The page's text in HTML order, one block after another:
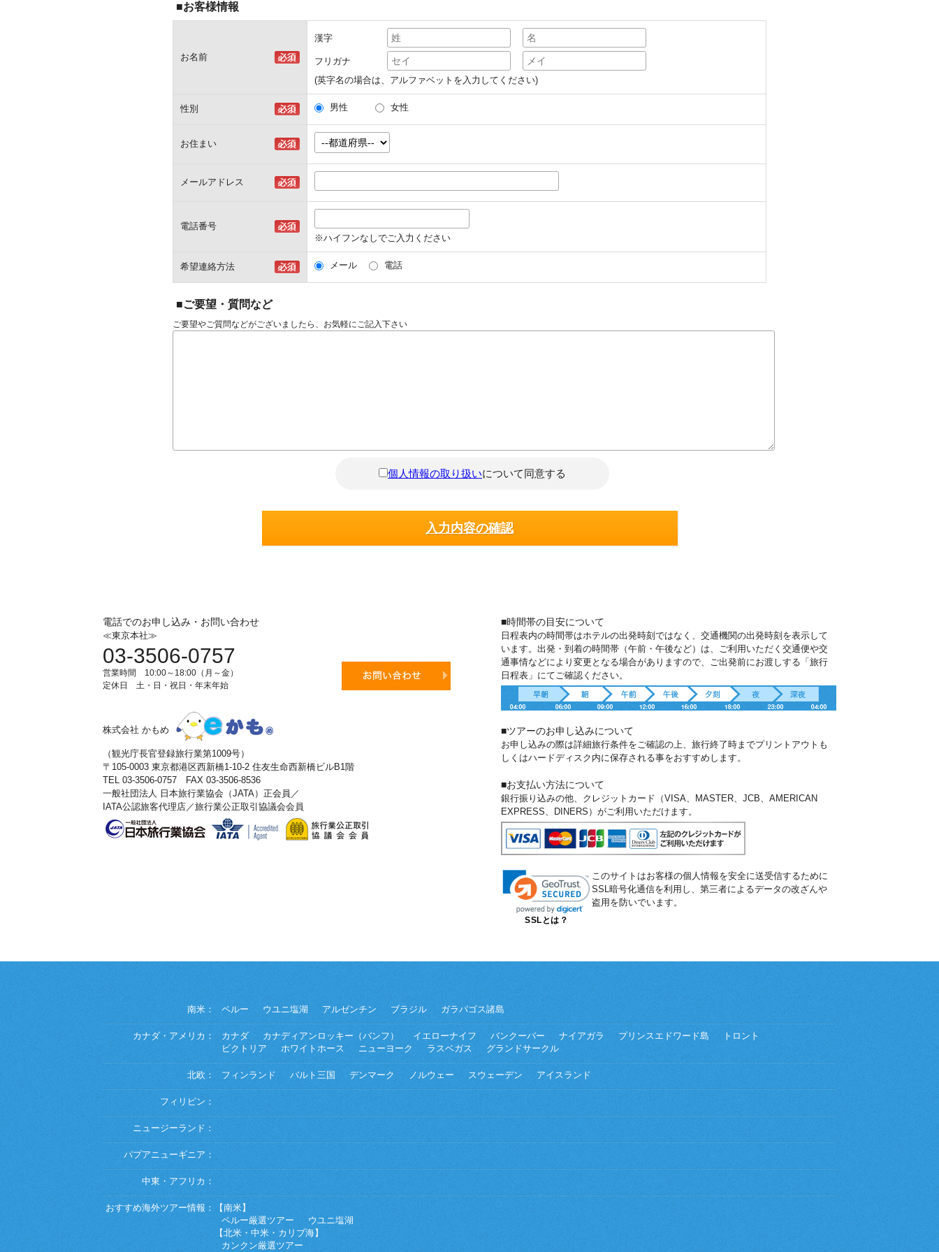
■お客様情報
お名前
漢字
フリガナ
(英字名の場合は、アルファベットを入力してください)
性別 男性 女性
お住まい
メールアドレス
電話番号
※ハイフンなしでご入力ください
希望連絡方法 メール 電話
■ご要望・質問など
ご要望やご質問などがございましたら、お気軽にご記入下さい
個人情報の取り扱いについて同意する
電話でのお申し込み・お問い合わせ
≪東京本社≫
03-3506-0757
営業時間 10:00～18:00（月～金）
定休日 土・日・祝日・年末年始
株式会社 かもめ
（観光庁長官登録旅行業第1009号）
〒105-0003 東京都港区西新橋1-10-2 住友生命西新橋ビルB1階
TEL 03-3506-0757 FAX 03-3506-8536
一般社団法人 日本旅行業協会（JATA）正会員／
IATA公認旅客代理店／旅行業公正取引協議会会員
■時間帯の目安について
日程表内の時間帯はホテルの出発時刻ではなく、交通機関の出発時刻を表示して
います。出発・到着の時間帯（午前・午後など）は、ご利用いただく交通便や交
通事情などにより変更となる場合がありますので、ご出発前にお渡しする「旅行
日程表」にてご確認ください。
■ツアーのお申し込みについて
お申し込みの際は詳細旅行条件をご確認の上、旅行終了時までプリントアウトも
しくはハードディスク内に保存される事をおすすめします。
■お支払い方法について
銀行振り込みの他、クレジットカード（VISA、MASTER、JCB、AMERICAN
EXPRESS、DINERS）がご利用いただけます。
SSLとは？
このサイトはお客様の個人情報を安全に送受信するために
SSL暗号化通信を利用し、第三者によるデータの改ざんや
盗用を防いでいます。
南米： ペルー ウユニ塩湖 アルゼンチン ブラジル ガラパゴス諸島
カナダ・アメリカ： カナダ カナディアンロッキー（バンフ） イエローナイフ バンクーバー ナイアガラ プリンスエドワード島
トロント
ビクトリア
ホワイトホース ニューヨーク ラスベガス グランドサークル
北欧： フィンランド バルト三国 デンマーク ノルウェー スウェーデン アイスランド
フィリピン：
ニュージーランド：
パプアニューギニア：
中東・アフリカ：
おすすめ海外ツアー情報：
【南米】
ペルー厳選ツアー
ウユニ塩湖
【北米・中米・カリブ海】
カンクン厳選ツアー